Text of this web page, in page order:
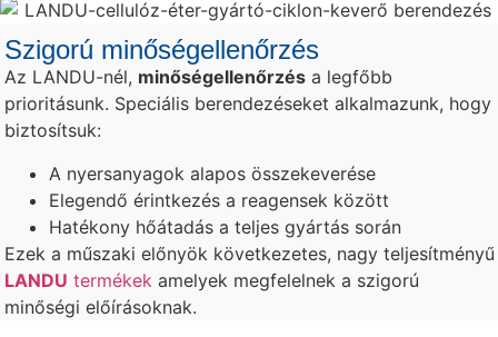
Szigorú minőségellenőrzés
Az LANDU-nél, minőségellenőrzés a legfőbb
prioritásunk. Speciális berendezéseket alkalmazunk, hogy
biztosítsuk:
A nyersanyagok alapos összekeverése
Elegendő érintkezés a reagensek között
Hatékony hőátadás a teljes gyártás során
Ezek a műszaki előnyök következetes, nagy teljesítményű
LANDU termékek amelyek megfelelnek a szigorú
minőségi előírásoknak.